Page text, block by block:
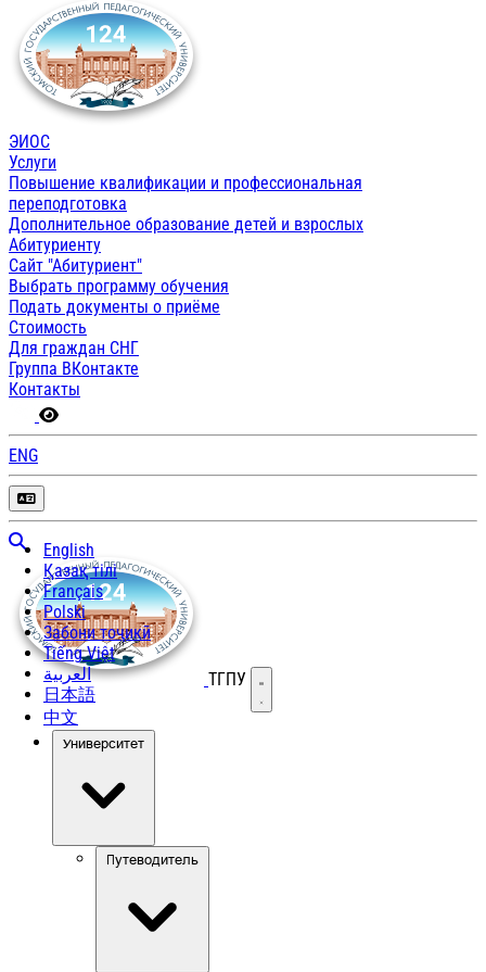
ЭИОС
Услуги
Повышение квалификации и профессиональная
переподготовка
Дополнительное образование детей и взрослых
Абитуриенту
Сайт "Абитуриент"
Выбрать программу обучения
Подать документы о приёме
Стоимость
Для граждан СНГ
Группа ВКонтакте
Контакты
ENG
English
Қазақ тілі
Français
Polski
Забони тоҷикӣ
Tiếng Việt
العربية
日本語
中文
ТГПУ Открыть меню
Университет
Путеводитель